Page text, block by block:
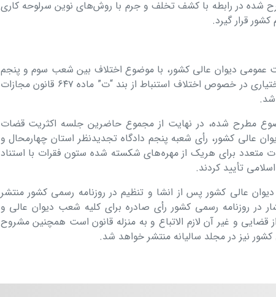
شده در رابطه با کشف تخلف و جرم با روش‌های نوین سرلوحه کاری
قرار گیرد.
عمومی دیوان عالی کشور، با موضوع اختلاف بین شعب سوم و پنجم
دادگاه تجدیدنظر استان چهارمحال و بختیاری در خصوص اختلاف استنباط از بند “ت” ماده ۶۴۷ قانون مجازات
شد.
مطرح شده، در نهایت از مجموع حاضرین جلسه اکثریت قضات
عالی کشور، رأی شعبه پنجم دادگاه تجدیدنظر استان چهارمحال و
متعدد برای هریک از مهره‌های شکسته شده ستون فقرات با استناد
عالی کشور پس از انشا و تنظیم در روزنامه رسمی کشور منتشر
در روزنامه رسمی کشور رأی صادره برای کلیه شعب دیوان عالی و
قضایی و غیر آن لازم الاتباع و به منزله قانون است همچنین مشروح
نیز در مجلد سالیانه منتشر خواهد شد.